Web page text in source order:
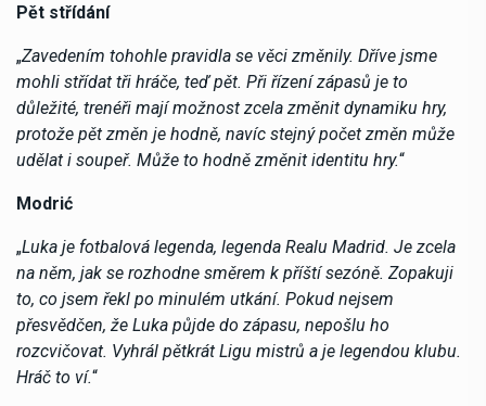
Pět střídání
„Zavedením tohohle pravidla se věci změnily. Dříve jsme
mohli střídat tři hráče, teď pět. Při řízení zápasů je to
důležité, trenéři mají možnost zcela změnit dynamiku hry,
protože pět změn je hodně, navíc stejný počet změn může
udělat i soupeř. Může to hodně změnit identitu hry.“
Modrić
„Luka je fotbalová legenda, legenda Realu Madrid. Je zcela
na něm, jak se rozhodne směrem k příští sezóně. Zopakuji
to, co jsem řekl po minulém utkání. Pokud nejsem
přesvědčen, že Luka půjde do zápasu, nepošlu ho
rozcvičovat. Vyhrál pětkrát Ligu mistrů a je legendou klubu.
Hráč to ví.“